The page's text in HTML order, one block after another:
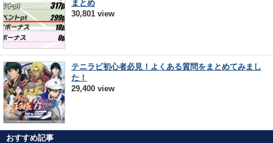
まとめ
30,801 view
テニラビ初心者必見！よくある質問をまとめてみまし
た！
29,400 view
おすすめ記事